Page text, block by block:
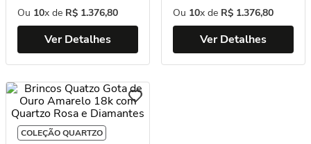
Ou 10x de R$ 1.376,80
Ver Detalhes
Ou 10x de R$ 1.376,80
Ver Detalhes
COLEÇÃO QUARTZO